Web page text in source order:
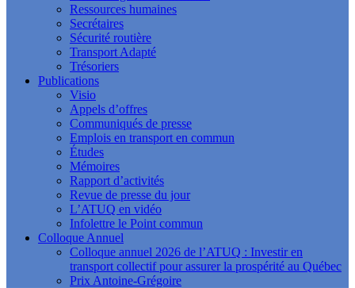
Ressources humaines
Secrétaires
Sécurité routière
Transport Adapté
Trésoriers
Publications
Visio
Appels d’offres
Communiqués de presse
Emplois en transport en commun
Études
Mémoires
Rapport d’activités
Revue de presse du jour
L’ATUQ en vidéo
Infolettre le Point commun
Colloque Annuel
Colloque annuel 2026 de l’ATUQ : Investir en
transport collectif pour assurer la prospérité au Québec
Prix Antoine-Grégoire